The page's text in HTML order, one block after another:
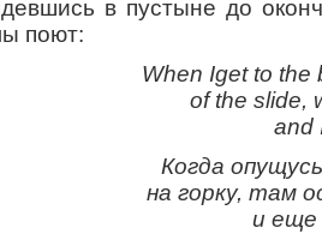
в пустыне до
поют:
When Iget to the
of the slide,
and
Когда
на горку, там
и еще